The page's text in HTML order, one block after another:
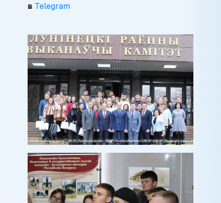
в Telegram